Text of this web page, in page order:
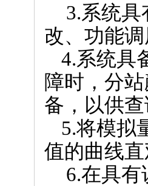
3.系统
改、功能
4.系统具
障时，分
备，以供
5.将模拟
值的曲线
6.在具有